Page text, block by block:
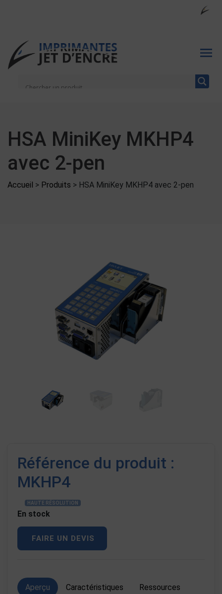
HSA MiniKey MKHP4
avec 2-pen
Accueil > Produits > HSA MiniKey MKHP4 avec 2-pen
Référence du produit :
MKHP4
HAUTE RÉSOLUTION
En stock
FAIRE UN DEVIS
Aperçu Caractéristiques Ressources